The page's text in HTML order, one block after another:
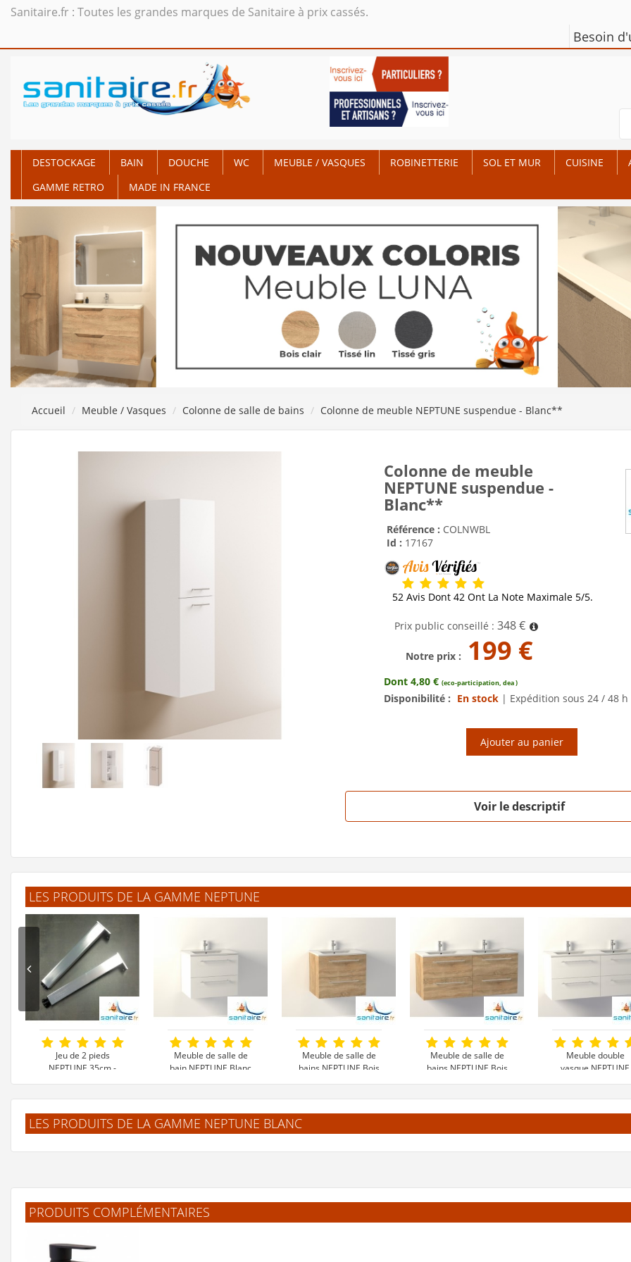
Sanitaire.fr : Toutes les grandes marques de Sanitaire à prix cassés.
Besoin
DESTOCKAGE BAIN DOUCHE WC MEUBLE / VASQUES ROBINETTERIE SOL ET MUR CUISINE
GAMME RETRO
MADE IN FRANCE
Accueil Meuble / Vasques Colonne de salle de bains Colonne de meuble NEPTUNE suspendue - Blanc**
Colonne de meuble
NEPTUNE suspendue -
Blanc**
Référence : COLNWBL
Id : 17167
52 Avis Dont 42 Ont La Note Maximale 5/5.
Prix public conseillé : 348 €
Notre prix : 199 €
Dont 4,80 € (eco-participation, dea )
Disponibilité : En stock | Expédition sous 24 / 48 h
Ajouter au panier
Voir le descriptif
LES PRODUITS DE LA GAMME NEPTUNE
Jeu de 2 pieds
NEPTUNE 35cm -
25 €
Meuble de salle de
bain NEPTUNE Blanc
229 €
Meuble de salle de
bains NEPTUNE Bois
229 €
Meuble de salle de
bains NEPTUNE Bois
399 €
Meuble double
vasque NEPTUNE
399 €
LES PRODUITS DE LA GAMME NEPTUNE BLANC
PRODUITS COMPLÉMENTAIRES